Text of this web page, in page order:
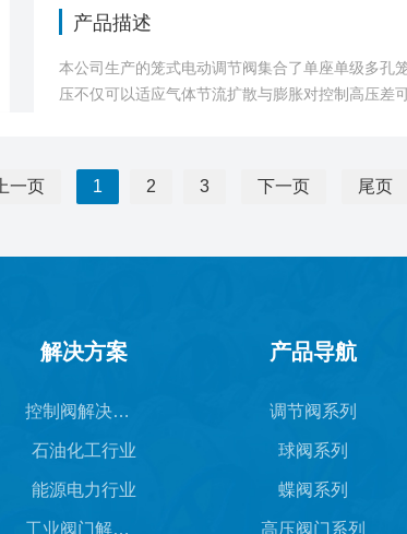
产品描述
本公司生产的笼式电动调节阀集合了单座单级多孔
压不仅可以适应气体节流扩散与膨胀对控制高压差
上一页 1 2 3 下一页 尾页
解决方案
控制阀解决方案
石油化工行业
能源电力行业
工业阀门解决方案
产品导航
调节阀系列
球阀系列
蝶阀系列
高压阀门系列